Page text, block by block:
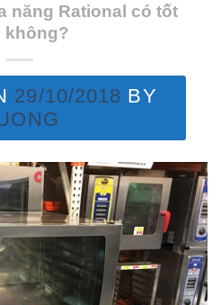
năng Rational có tốt
không?
29/10/2018 BY